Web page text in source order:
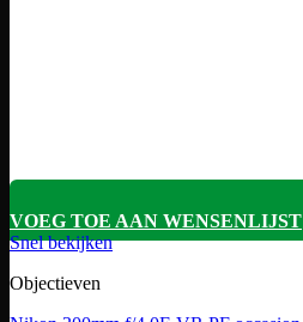
VOEG TOE AAN WENSENLIJST
Snel bekijken
Objectieven